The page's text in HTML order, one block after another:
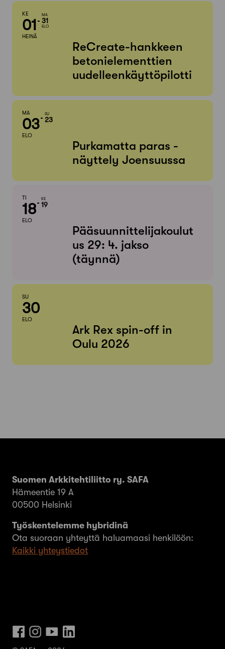
KE
01
HEINÄ
MA
31
ELO
ReCreate-hankkeen
betonielementtien
uudelleenkäyttöpilotti
MA
03
ELO
SU
23
Purkamatta paras -
näyttely Joensuussa
TI
18
ELO
KE
19
Pääsuunnittelijakoulut
us 29: 4. jakso
(täynnä)
SU
30
ELO
Ark Rex spin-off in
Oulu 2026
Suomen Arkkitehtiliitto ry. SAFA
Hämeentie 19 A
00500 Helsinki
Työskentelemme hybridinä
Ota suoraan yhteyttä haluamaasi henkilöön:
Kaikki yhteystiedot